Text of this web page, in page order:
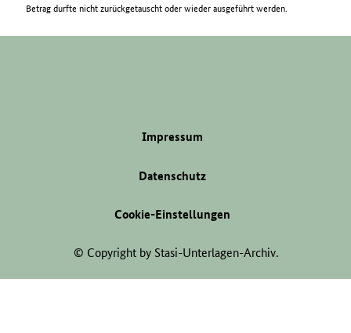
Betrag durfte nicht zurückgetauscht oder wieder ausgeführt werden.
Impressum
Datenschutz
Cookie-Einstellungen
© Copyright by Stasi-Unterlagen-Archiv.